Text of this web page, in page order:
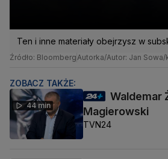
Ten i inne materiały obejrzysz w
Źródło: Bloomberg Autorka/Autor: Jan Sowa/
ZOBACZ TAKŻE:
44 min
Waldemar
Magierowski
TVN24